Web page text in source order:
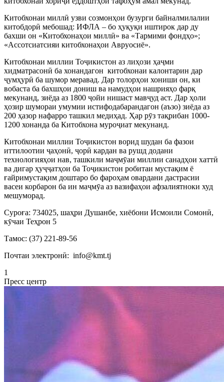
Китобхонаи миллӣ узви созмонҳои бузурги байналмилалии
китобдорӣ мебошад: ИФЛА – бо ҳуқуқи иштирок дар ду
бахши он «Китобхонаҳои миллӣ» ва «Тармими фондҳо»;
«Ассотсиатсияи китобхонаҳои Авруосиё».
Китобхонаи миллии Тоҷикистон аз лиҳози ҳаҷми
хидматрасонӣ ба хонандагон китобхонаи калонтарин дар
ҷумҳурӣ ба шумор меравад. Дар толорҳои хониши он, ки
вобаста ба бахшҳои дониш ва намудҳои нашрияҳо фарқ
мекунанд, зиёда аз 1800 ҷойи нишаст мавҷуд аст. Дар ҳоли
ҳозир шумораи умумии истифодабарандагон (аъзо) зиёда аз
200 ҳазор нафарро ташкил медиҳад. Ҳар рӯз тақрибан 1000-
1200 хонанда ба Китобхона муроҷиат мекунанд.
Китобхонаи миллии Тоҷикистон ворид шудан ба фазои
иттилоотии ҷаҳонӣ, ҷорӣ кардан ва рушд додани
технологияҳои нав, ташкили маҷмӯаи миллии санадҳои хаттӣ
ва дигар ҳуҷҷатҳои ба Тоҷикистон робитаи мустақим ё
ғайримустақим доштаро бо фароҳам овардани дастрасии
васеи корбарон ба ин маҷмӯа аз вазифаҳои афзалиятноки худ
мешуморад.
Суроға: 734025, шаҳри Душанбе, хиёбони Исмоили Сомонӣ,
кӯчаи Теҳрон 5
Тамос: (37) 221-89-56
Почтаи электронӣ: info@kmt.tj
1
Пресс центр